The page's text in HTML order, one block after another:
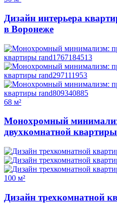
Дизайн интерьера
в Воронеже
68 м²
Монохромный
двухкомнатной
100 м²
Дизайн трехкомнатной